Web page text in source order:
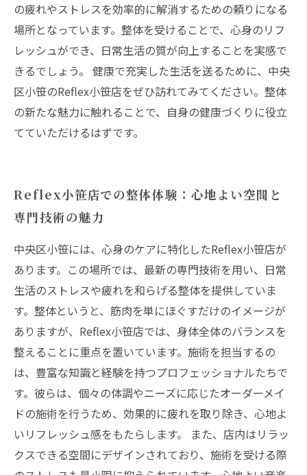
の疲れやストレスを効率的に解消するための頼りになる
場所となっています。整体を受けることで、心身のリフ
レッシュができ、日常生活の質が向上することを実感で
きるでしょう。 健康で充実した生活を送るために、中央
区小笹のReflex小笹店をぜひ訪れてみてください。整体
の新たな魅力に触れることで、自身の健康づくりに役立
てていただけるはずです。
Reflex小笹店での整体体験：心地よい空間と
専門技術の魅力
中央区小笹には、心身のケアに特化したReflex小笹店が
あります。この場所では、最新の専門技術を用い、日常
生活のストレスや疲れを和らげる整体を提供していま
す。整体というと、筋肉を単にほぐすだけのイメージが
ありますが、Reflex小笹店では、身体全体のバランスを
整えることに重点を置いています。施術を担当するの
は、豊富な知識と経験を持つプロフェッショナルたちで
す。彼らは、個々の体調やニーズに応じたオーダーメイ
ドの施術を行うため、効果的に疲れを取り除き、心地よ
いリフレッシュ感をもたらします。 また、店内はリラッ
クスできる空間にデザインされており、施術を受ける際